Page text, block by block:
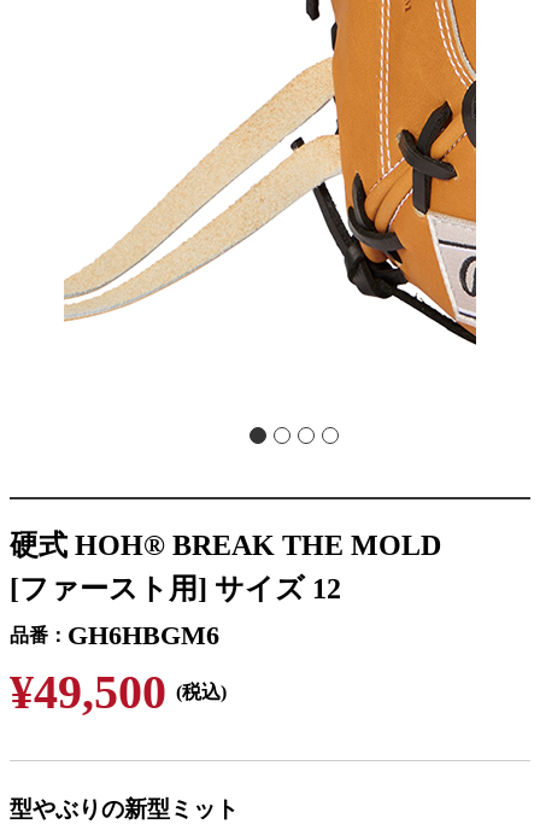
硬式 HOH® BREAK THE MOLD
[ファースト用] サイズ 12
品番 GH6HBGM6
¥49,500 (税込)
型やぶりの新型ミット